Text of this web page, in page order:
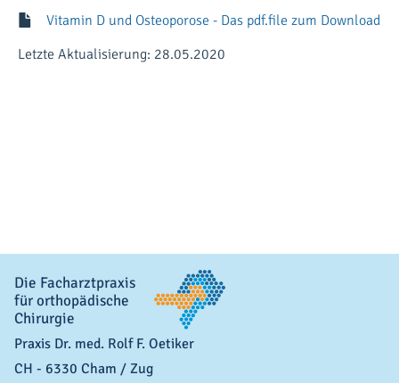
Vitamin D und Osteoporose - Das pdf.file zum Download
Letzte Aktualisierung: 28.05.2020
Die Facharztpraxis
für orthopädische
Chirurgie
Praxis Dr. med. Rolf F. Oetiker
CH - 6330 Cham / Zug